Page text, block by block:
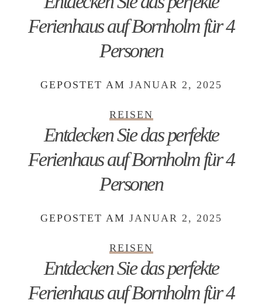
Ferienhaus auf Bornholm für 4
Personen
GEPOSTET AM JANUAR 2, 2025
REISEN
Entdecken Sie das perfekte
Ferienhaus auf Bornholm für 4
Personen
GEPOSTET AM JANUAR 2, 2025
REISEN
Entdecken Sie das perfekte
Ferienhaus auf Bornholm für 4